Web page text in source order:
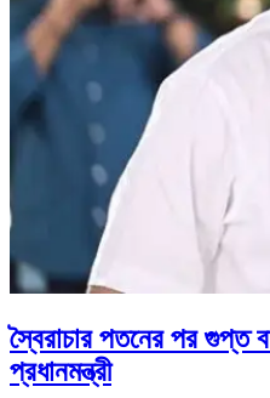
স্বৈরাচার পতনের পর গুপ্ত
প্রধানমন্ত্রী